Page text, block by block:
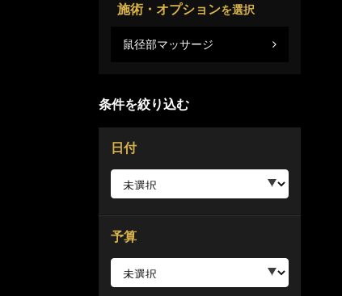
施術・オプションを選択
鼠径部マッサージ
条件を絞り込む
日付
予算